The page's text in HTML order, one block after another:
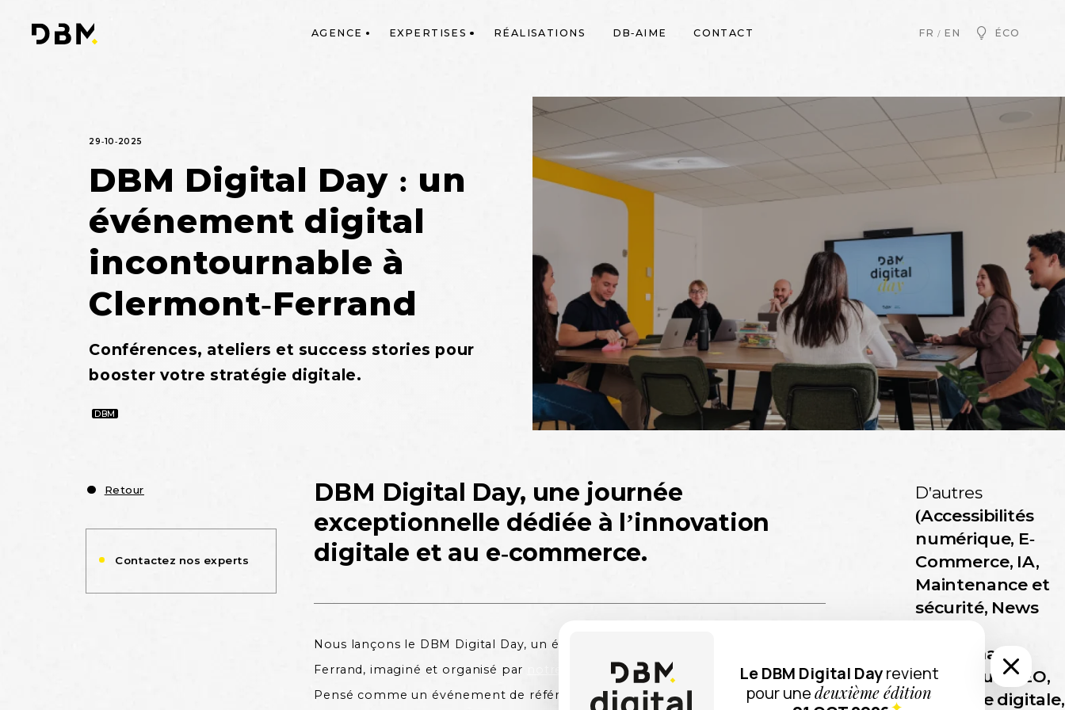
AGENCE EXPERTISES RÉALISATIONS DB-AIME CONTACT FR EN ÉCO
Contactez nos experts
29-10-2025
DBM Digital Day : un
événement digital
incontournable à
Clermont-Ferrand
Conférences, ateliers et success stories pour
booster votre stratégie digitale.
DBM
Retour
DBM Digital Day, une journée
exceptionnelle dédiée à l’innovation
digitale et au e-commerce.
Nous lançons le DBM Digital Day, un événement digital unique à Clermont-
Ferrand, imaginé et organisé par
notre agence De Bussac Multimédia.
Pensé comme un événement de référence pour les dirigeants, décideurs et
D'autres
(Accessibilités
numérique, E-
Commerce, IA,
Maintenance et
sécurité, News
Performance
technique, SEO,
Stratégie digitale,
Le DBM Digital Dayrevient
pour unedeuxième édition